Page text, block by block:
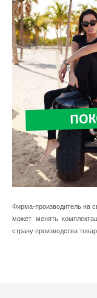
Фирма-производитель на
может менять
страну производства